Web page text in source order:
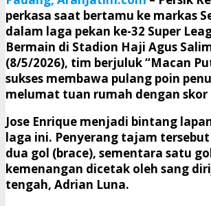
perkasa saat bertamu ke markas
dalam laga pekan ke-32 Super
Bermain di Stadion Haji Agus
(8/5/2026), tim berjuluk “Macan
sukses membawa pulang poin
melumat tuan rumah dengan skor
​Jose Enrique menjadi bintang
laga ini. Penyerang tajam
dua gol (brace), sementara satu
kemenangan dicetak oleh sang
tengah, Adrian Luna.